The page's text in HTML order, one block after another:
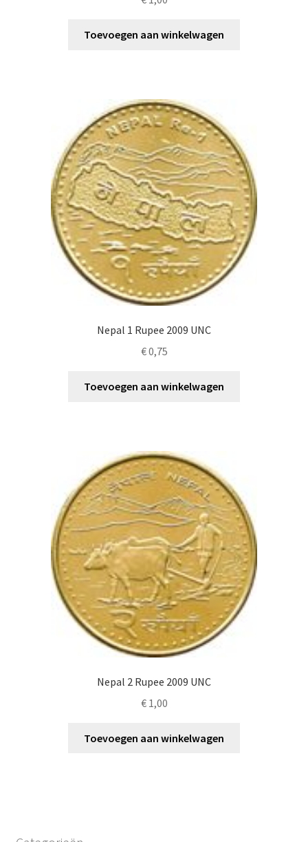
Toevoegen aan winkelwagen
Nepal 1 Rupee 2009 UNC
€0,75
Toevoegen aan winkelwagen
Nepal 2 Rupee 2009 UNC
€1,00
Toevoegen aan winkelwagen